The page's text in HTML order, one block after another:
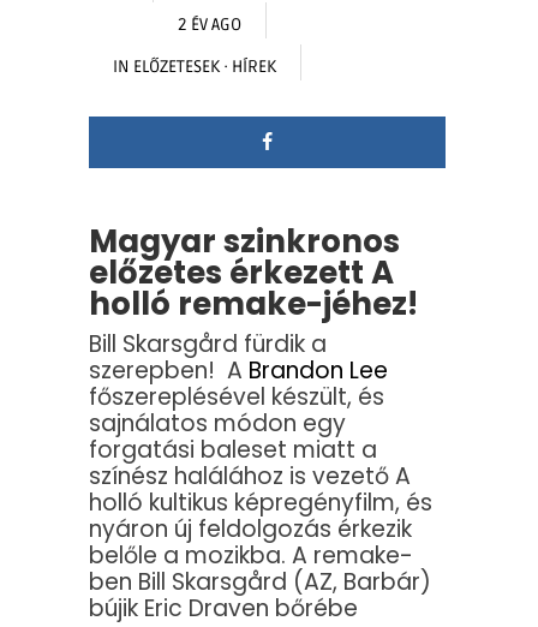
2 ÉV AGO
IN ELŐZETESEK · HÍREK
Magyar szinkronos
előzetes érkezett A
holló remake-jéhez!
Bill Skarsgård fürdik a
szerepben! A Brandon Lee
főszereplésével készült, és
sajnálatos módon egy
forgatási baleset miatt a
színész halálához is vezető A
holló kultikus képregényfilm, és
nyáron új feldolgozás érkezik
belőle a mozikba. A remake-
ben Bill Skarsgård (AZ, Barbár)
bújik Eric Draven bőrébe